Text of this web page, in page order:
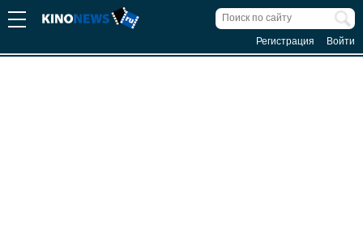
Регистрация Войти